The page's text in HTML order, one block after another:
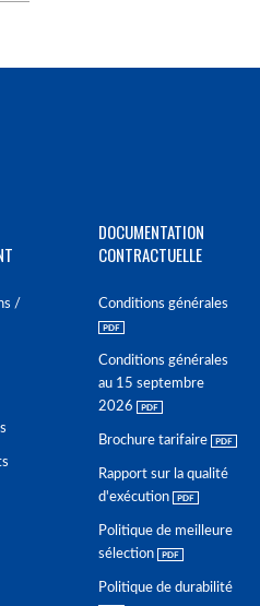
/
DOCUMENTATION
CONTRACTUELLE
Conditions générales
Conditions générales
au 15 septembre
2026
Brochure tarifaire
Rapport sur la qualité
d'exécution
Politique de meilleure
sélection
Politique de durabilité